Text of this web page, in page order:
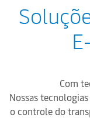
Com
Nossas
o controle do